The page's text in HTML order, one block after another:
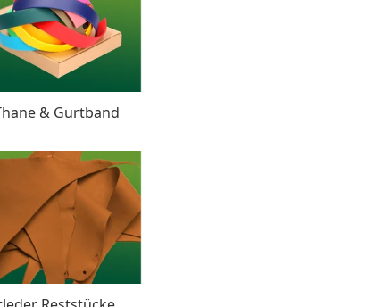
& Gurtband